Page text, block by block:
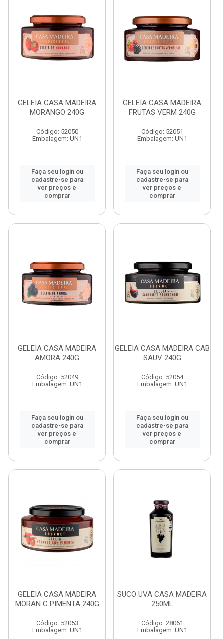
GELEIA CASA MADEIRA
MORANGO 240G
Código: 52050
Embalagem: UN1
Faça seu login ou
cadastre-se para
ver preços e
comprar
GELEIA CASA MADEIRA
FRUTAS VERM 240G
Código: 52051
Embalagem: UN1
Faça seu login ou
cadastre-se para
ver preços e
comprar
GELEIA CASA MADEIRA
AMORA 240G
Código: 52049
Embalagem: UN1
Faça seu login ou
cadastre-se para
ver preços e
comprar
GELEIA CASA MADEIRA CAB
SAUV 240G
Código: 52054
Embalagem: UN1
Faça seu login ou
cadastre-se para
ver preços e
comprar
GELEIA CASA MADEIRA
MORAN C PIMENTA 240G
Código: 52053
Embalagem: UN1
SUCO UVA CASA MADEIRA
250ML
Código: 28061
Embalagem: UN1